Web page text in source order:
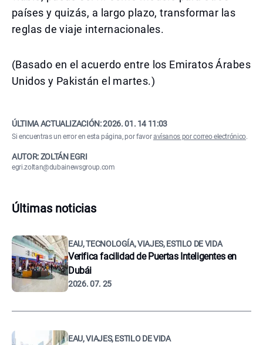
países y quizás, a largo plazo, transformar las
reglas de viaje internacionales.
(Basado en el acuerdo entre los Emiratos Árabes
Unidos y Pakistán el martes.)
ÚLTIMA ACTUALIZACIÓN:2026. 01. 14 11:03
Si encuentras un error en esta página, por favoravísanos por correo electrónico.
AUTOR: ZOLTÁN EGRI
egri.zoltan@dubainewsgroup.com
Últimas noticias
EAU, TECNOLOGÍA, VIAJES, ESTILO DE VIDA
Verifica facilidad de Puertas Inteligentes en
Dubái
2026. 07. 25
EAU, VIAJES, ESTILO DE VIDA